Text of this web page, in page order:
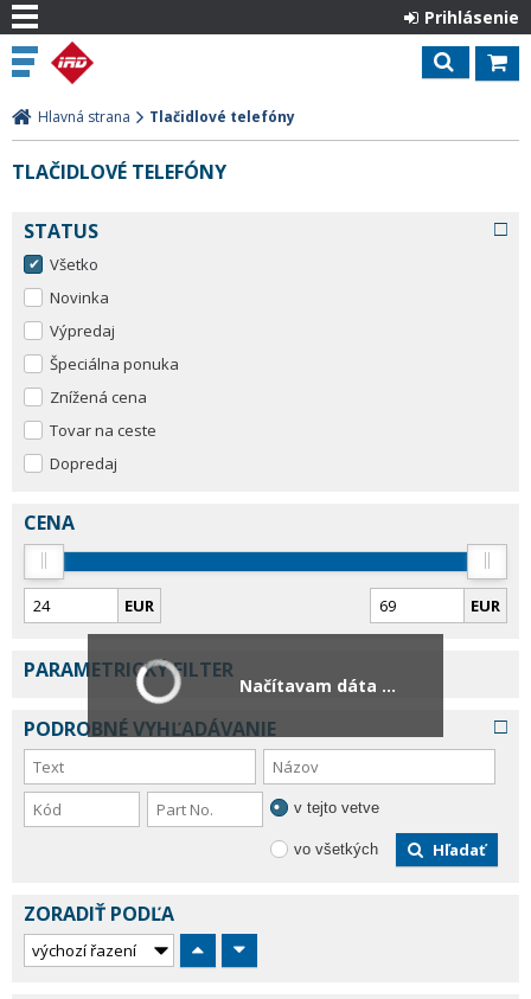
Prihlásenie
Hlavná strana Tlačidlové telefóny
TLAČIDLOVÉ TELEFÓNY
STATUS
Všetko
Novinka
Výpredaj
Špeciálna ponuka
Znížená cena
Tovar na ceste
Dopredaj
CENA
EUR EUR
PARAMETRICKÝ FILTER
PODROBNÉ VYHĽADÁVANIE
v tejto vetve
vo všetkých Hľadať
ZORADIŤ PODĽA
Načítavam dáta ...